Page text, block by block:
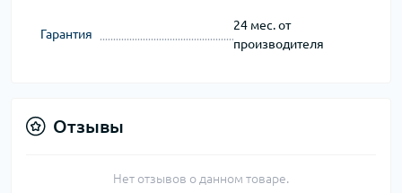
Гарантия
24 мес. от
производителя
Отзывы
Нет отзывов о данном товаре.